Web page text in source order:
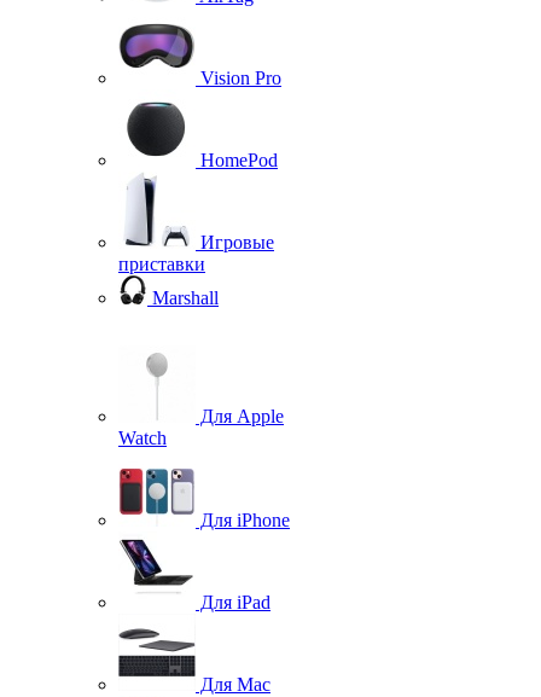
Vision Pro
HomePod
Игровые
приставки
Marshall
Для Apple
Watch
Для iPhone
Для iPad
Для Mac